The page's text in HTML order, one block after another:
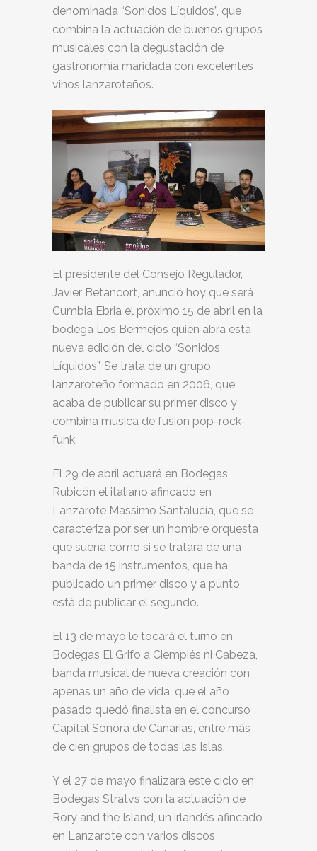
denominada “Sonidos Líquidos”, que
combina la actuación de buenos grupos
musicales con la degustación de
gastronomía maridada con excelentes
vinos lanzaroteños.
El presidente del Consejo Regulador,
Javier Betancort, anunció hoy que será
Cumbia Ebria el próximo 15 de abril en la
bodega Los Bermejos quien abra esta
nueva edición del ciclo “Sonidos
Líquidos”. Se trata de un grupo
lanzaroteño formado en 2006, que
acaba de publicar su primer disco y
combina música de fusión pop-rock-
funk.
El 29 de abril actuará en Bodegas
Rubicón el italiano afincado en
Lanzarote Massimo Santalucía, que se
caracteriza por ser un hombre orquesta
que suena como si se tratara de una
banda de 15 instrumentos, que ha
publicado un primer disco y a punto
está de publicar el segundo.
El 13 de mayo le tocará el turno en
Bodegas El Grifo a Ciempiés ni Cabeza,
banda musical de nueva creación con
apenas un año de vida, que el año
pasado quedó finalista en el concurso
Capital Sonora de Canarias, entre más
de cien grupos de todas las Islas.
Y el 27 de mayo finalizará este ciclo en
Bodegas Stratvs con la actuación de
Rory and the Island, un irlandés afincado
en Lanzarote con varios discos